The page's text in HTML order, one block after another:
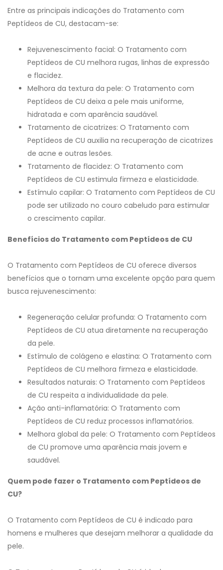
Entre as principais indicações do Tratamento com
Peptídeos de CU, destacam-se:
Rejuvenescimento facial: O Tratamento com
Peptídeos de CU melhora rugas, linhas de expressão
e flacidez.
Melhora da textura da pele: O Tratamento com
Peptídeos de CU deixa a pele mais uniforme,
hidratada e com aparência saudável.
Tratamento de cicatrizes: O Tratamento com
Peptídeos de CU auxilia na recuperação de cicatrizes
de acne e outras lesões.
Tratamento de flacidez: O Tratamento com
Peptídeos de CU estimula firmeza e elasticidade.
Estímulo capilar: O Tratamento com Peptídeos de CU
pode ser utilizado no couro cabeludo para estimular
o crescimento capilar.
Benefícios do Tratamento com Peptídeos de CU
O Tratamento com Peptídeos de CU oferece diversos
benefícios que o tornam uma excelente opção para quem
busca rejuvenescimento:
Regeneração celular profunda: O Tratamento com
Peptídeos de CU atua diretamente na recuperação
da pele.
Estímulo de colágeno e elastina: O Tratamento com
Peptídeos de CU melhora firmeza e elasticidade.
Resultados naturais: O Tratamento com Peptídeos
de CU respeita a individualidade da pele.
Ação anti-inflamatória: O Tratamento com
Peptídeos de CU reduz processos inflamatórios.
Melhora global da pele: O Tratamento com Peptídeos
de CU promove uma aparência mais jovem e
saudável.
Quem pode fazer o Tratamento com Peptídeos de
CU?
O Tratamento com Peptídeos de CU é indicado para
homens e mulheres que desejam melhorar a qualidade da
pele.